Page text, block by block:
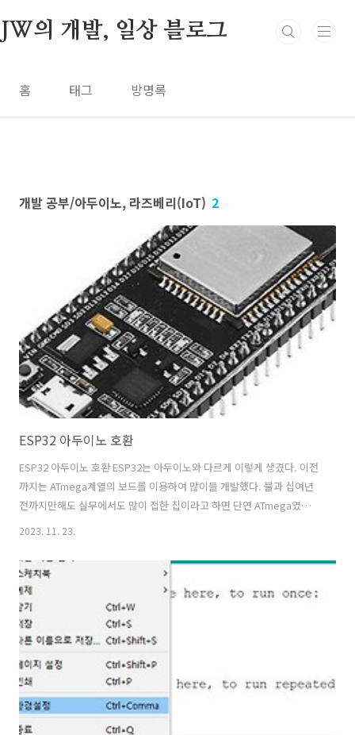
JW의 개발, 일상 블로그
홈 태그 방명록
개발 공부/아두이노, 라즈베리(IoT) 2
ESP32 아두이노 호환
ESP32 아두이노 호환 ESP32는 아두이노와 다르게 이렇게 생겼다. 이전
까지는 ATmega계열의 보드를 이용하여 많이들 개발했다. 불과 십여년
전까지만해도 실무에서도 많이 접한 칩이라고 하면 단연 ATmega였으
나, 최근 인공지능이라는 단어가 생기면서 빅데이터라는 새로운 개념이
끝에 센싱기술이 대두되고, 센싱한 데이터를 서버에 전달해주기 위한
IoT기술이 탄생하게 되었다. 위 ESP32는 ATmega보다 빠르고 Wifi와
BLE가 칩하나에 녹아있는 요즘 말하는 IoT장비의 필수템이다. (물론 다
른 좋은칩도 있지만 Arduino IDE를 쉽게 사용할 수 있음으로 입문용으로
딱) 참고로 맨 위의 이미지는 ESP32의 손쉬운 개발을 위한 업로..
2023. 11. 23.